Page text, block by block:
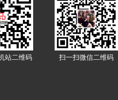
站二维码 扫一扫微信二维码